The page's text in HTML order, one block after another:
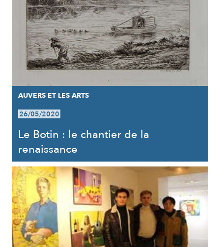
AUVERS ET LES ARTS
26/05/2020
Le Botin : le chantier de la
renaissance